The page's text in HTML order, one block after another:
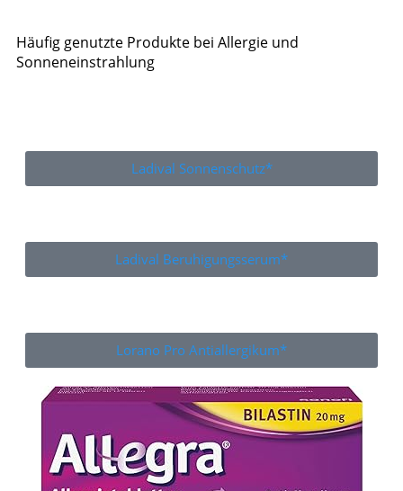
Häufig genutzte Produkte bei Allergie und
Sonneneinstrahlung
Ladival Sonnenschutz*
Ladival Beruhigungsserum*
Lorano Pro Antiallergikum*